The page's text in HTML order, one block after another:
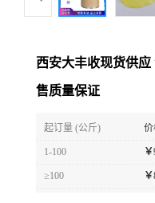
西安大丰收现货供
售质量保证
起订量 (公斤)
1-100 ￥
≥100 ￥